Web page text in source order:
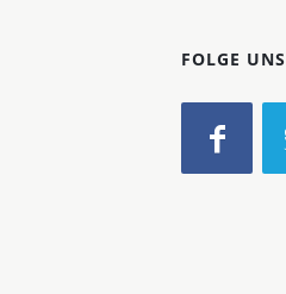
FOLGE UNS